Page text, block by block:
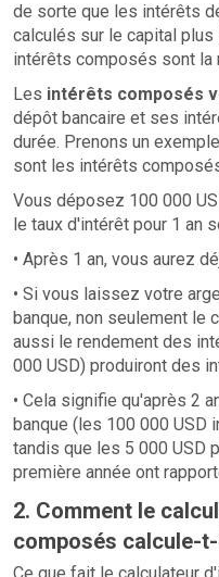
de sorte que les intérêts
calculés sur le capital
intérêts composés sont la
Les intérêts composés
dépôt bancaire et ses
durée. Prenons un
sont les intérêts
Vous déposez 100 000
le taux d'intérêt pour 1 an
• Après 1 an, vous aurez
• Si vous laissez votre
banque, non seulement le
aussi le rendement des
000 USD) produiront des
• Cela signifie qu'après 2
banque (les 100 000 USD
tandis que les 5 000 USD
première année ont
2. Comment le
composés calcule-